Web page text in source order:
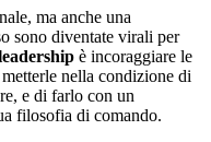
ma anche una
sono diventate virali per
è incoraggiare le
nella condizione di
e di farlo con un
filosofia di comando.